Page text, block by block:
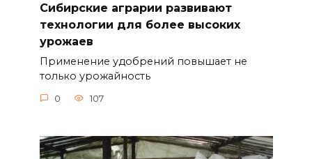
Сибирские аграрии развивают
технологии для более высоких
урожаев
Применение удобрений повышает не
только урожайность
0 107